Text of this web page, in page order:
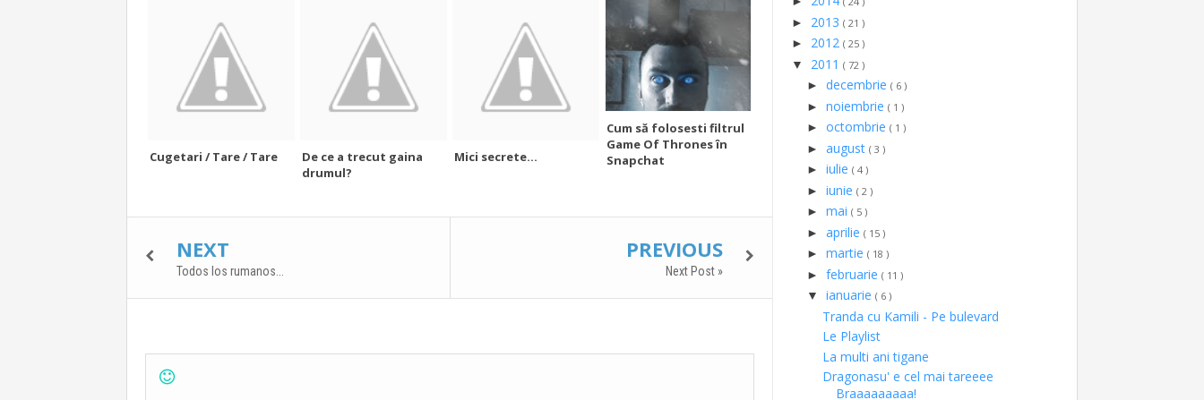
Cugetari / Tare / Tare
De ce a trecut gaina
drumul?
Mici secrete...
Cum să folosesti filtrul
Game Of Thrones în
Snapchat
NEXT
Todos los rumanos...
PREVIOUS
Next Post »
► 2013 ( 21 )
► 2012 ( 25 )
▼ 2011 ( 72 )
► decembrie ( 6 )
► noiembrie ( 1 )
► octombrie ( 1 )
► august ( 3 )
► iulie ( 4 )
► iunie ( 2 )
► mai ( 5 )
► aprilie ( 15 )
► martie ( 18 )
► februarie ( 11 )
▼ ianuarie ( 6 )
Tranda cu Kamili - Pe bulevard
Le Playlist
La multi ani tigane
Dragonasu' e cel mai tareeee
Braaaaaaaaa!